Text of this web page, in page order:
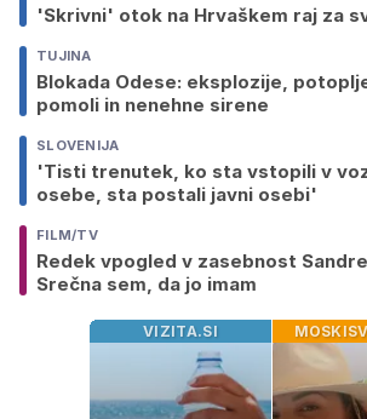
'Skrivni' otok na Hrvaškem raj za
TUJINA
Blokada Odese: eksplozije,
pomoli in nenehne sirene
SLOVENIJA
'Tisti trenutek, ko sta vstopili v
osebe, sta postali javni osebi'
FILM/TV
Redek vpogled v zasebnost
Srečna sem, da jo imam
VIZITA.SI